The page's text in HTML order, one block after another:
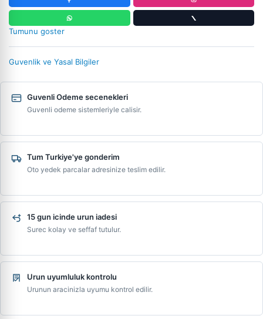
Tumunu goster
Guvenlik ve Yasal Bilgiler
Guvenli Odeme secenekleri
Guvenli odeme sistemleriyle calisir.
Tum Turkiye'ye gonderim
Oto yedek parcalar adresinize teslim edilir.
15 gun icinde urun iadesi
Surec kolay ve seffaf tutulur.
Urun uyumluluk kontrolu
Urunun aracinizla uyumu kontrol edilir.